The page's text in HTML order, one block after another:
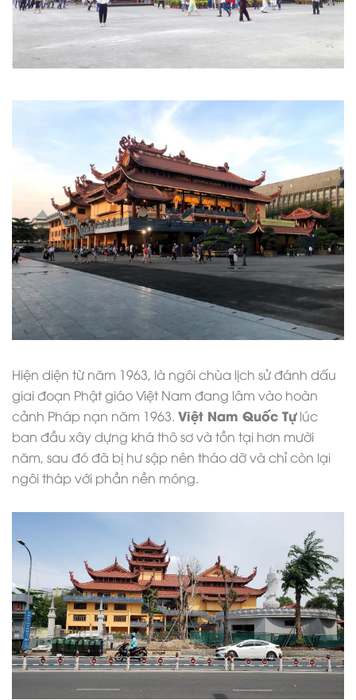
Hiện diện từ năm 1963, là ngôi chùa lịch sử đánh dấu
giai đoạn Phật giáo Việt Nam đang lâm vào hoàn
cảnh Pháp nạn năm 1963. Việt Nam Quốc Tựlúc
ban đầu xây dựng khá thô sơ và tồn tại hơn mười
năm, sau đó đã bị hư sập nên tháo dỡ và chỉ còn lại
ngôi tháp với phần nền móng.